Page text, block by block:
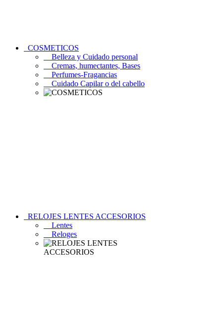
COSMETICOS
Belleza y Cuidado personal
Cremas, humectantes, Bases
Perfumes-Fragancias
Cuidado Capilar o del cabello
RELOJES LENTES ACCESORIOS
Lentes
Reloges